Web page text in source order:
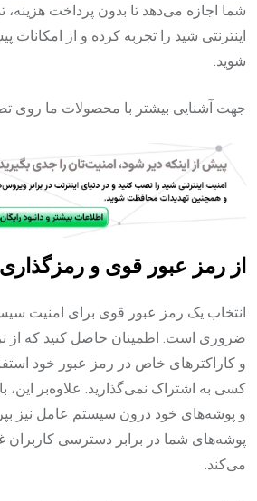
شما اجازه می‌دهد تا بدون پرداخت هزینه،
اینترنتی شید را تجربه کرده و از امکانات
شوید.
جهت آشنایی بیشتر با محصولات ما روی
از رمز عبور قوی و رمزگذاری
انتخاب یک رمز عبور قوی برای امنیت
ضروری است. اطمینان حاصل کنید که از
و کاراکترهای خاص در رمز عبور خود
کسی به اشتراک نمی‌گذارید. علاوه‌بر این،
و پوشه‌های خود درون سیستم عامل نیز
پوشه‌های شما در برابر دسترسی
می‌کند.